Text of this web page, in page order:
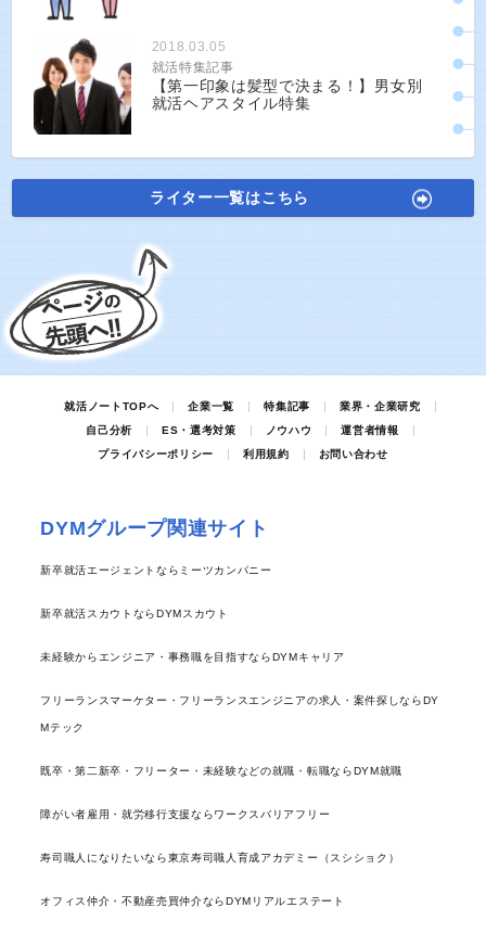
2018.03.05
就活特集記事
【第一印象は髪型で決まる！】男女別
就活ヘアスタイル特集
ライター一覧はこちら
就活ノートTOPへ 企業一覧 特集記事
業界・企業研究
自己分析
ES・選考対策 ノウハウ
運営者情報
プライバシーポリシー
利用規約 お問い合わせ
DYMグループ関連サイト
新卒就活エージェントならミーツカンパニー
新卒就活スカウトならDYMスカウト
未経験からエンジニア・事務職を目指すならDYMキャリア
フリーランスマーケター・フリーランスエンジニアの求人・案件探しならDY
Mテック
既卒・第二新卒・フリーター・未経験などの就職・転職ならDYM就職
障がい者雇用・就労移行支援ならワークスバリアフリー
寿司職人になりたいなら東京寿司職人育成アカデミー（スシショク）
オフィス仲介・不動産売買仲介ならDYMリアルエステート